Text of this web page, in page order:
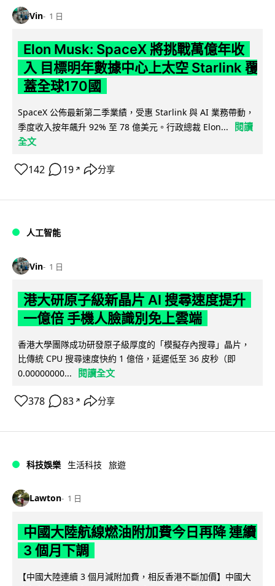
Vin 1 日
Elon Musk: SpaceX 將挑戰萬億年收
入 目標明年數據中心上太空 Starlink 覆
蓋全球170國
SpaceX 公佈最新第二季業績，受惠 Starlink 與 AI 業務帶動，
季度收入按年飆升 92% 至 78 億美元。行政總裁 Elon...
閱讀
全文
142 19 ↗ 分享
人工智能
Vin 1 日
港大研原子級新晶片 AI 搜尋速度提升
一億倍 手機人臉識別免上雲端
香港大學團隊成功研發原子級厚度的「模擬存內搜尋」晶片，
比傳統 CPU 搜尋速度快約 1 億倍，延遲低至 36 皮秒（即
0.00000000...
閱讀全文
378 83 ↗ 分享
科技娛樂 生活科技 旅遊
Lawton 1 日
中國大陸航線燃油附加費今日再降 連續
3 個月下調
【中國大陸連續 3 個月減附加費，相反香港不斷加價】中國大